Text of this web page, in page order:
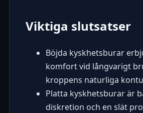
Viktiga slutsatser
Böjda kyskhetsburar
komfort vid långvarigt
kroppens naturliga
Platta kyskhetsburar är
diskretion och en slät